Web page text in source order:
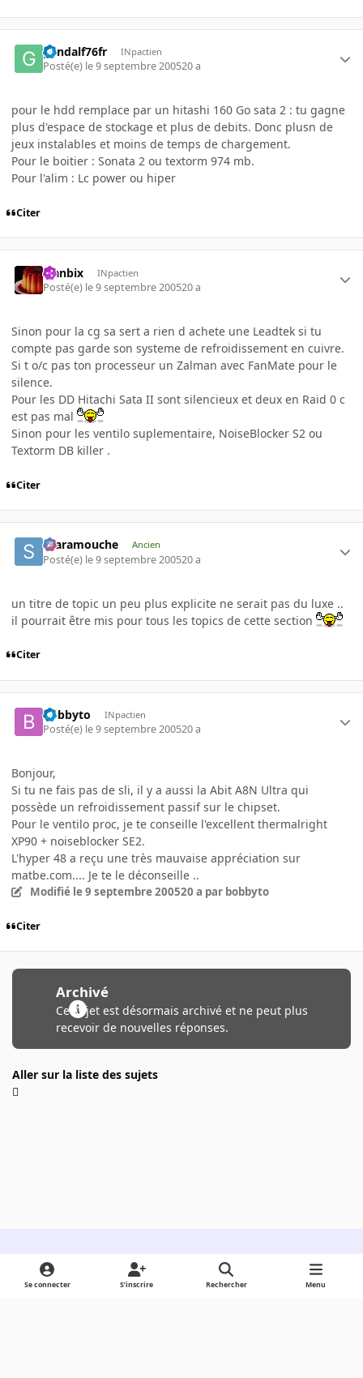
gandalf76fr INpactien
Posté(e) le 9 septembre 200520 a
pour le hdd remplace par un hitashi 160 Go sata 2 : tu gagne
plus d'espace de stockage et plus de debits. Donc plusn de
jeux instalables et moins de temps de chargement.
Pour le boitier : Sonata 2 ou textorm 974 mb.
Pour l'alim : Lc power ou hiper
Citer
Flanbix INpactien
Posté(e) le 9 septembre 200520 a
Sinon pour la cg sa sert a rien d achete une Leadtek si tu
compte pas garde son systeme de refroidissement en cuivre.
Si t o/c pas ton processeur un Zalman avec FanMate pour le
silence.
Pour les DD Hitachi Sata II sont silencieux et deux en Raid 0 c
est pas mal
Sinon pour les ventilo suplementaire, NoiseBlocker S2 ou
Textorm DB killer .
Citer
Scaramouche Ancien
Posté(e) le 9 septembre 200520 a
un titre de topic un peu plus explicite ne serait pas du luxe ..
il pourrait être mis pour tous les topics de cette section
Citer
bobbyto INpactien
Posté(e) le 9 septembre 200520 a
Bonjour,
Si tu ne fais pas de sli, il y a aussi la Abit A8N Ultra qui
possède un refroidissement passif sur le chipset.
Pour le ventilo proc, je te conseille l'excellent thermalright
XP90 + noiseblocker SE2.
L'hyper 48 a reçu une très mauvaise appréciation sur
matbe.com.... Je te le déconseille ..
Modifié le 9 septembre 200520 a par bobbyto
Citer
Archivé
Ce sujet est désormais archivé et ne peut plus
recevoir de nouvelles réponses.
Aller sur la liste des sujets
Light ModeDark ModeSystem Preference
Se connecter S’inscrire Rechercher Menu